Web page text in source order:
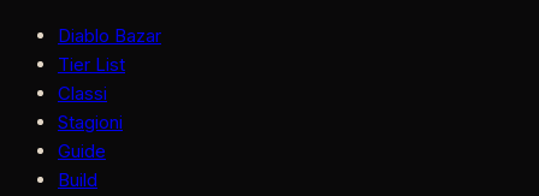
Diablo Bazar
Tier List
Classi
Stagioni
Guide
Build